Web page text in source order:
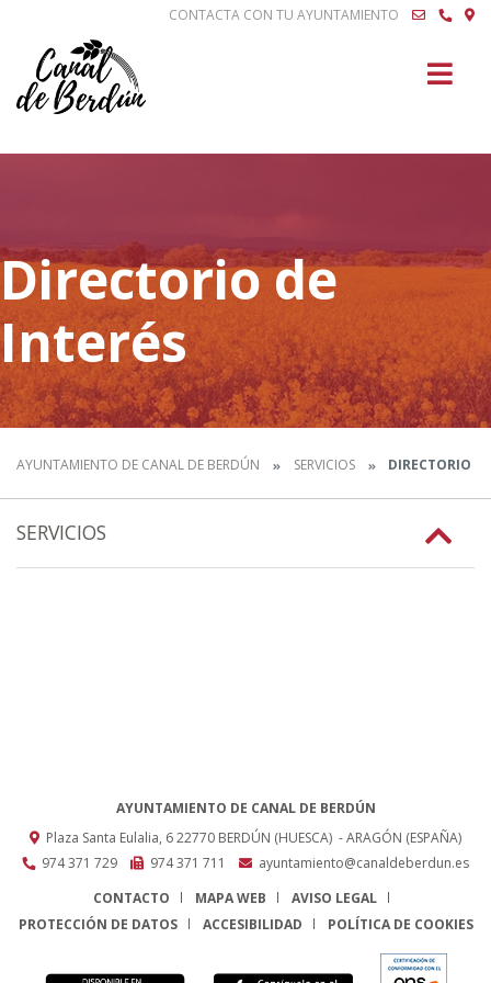
CONTACTA CON TU AYUNTAMIENTO
Directorio de
Interés
AYUNTAMIENTO DE CANAL DE BERDÚN SERVICIOS DIRECTORIO
SERVICIOS
AYUNTAMIENTO DE CANAL DE BERDÚN
Plaza Santa Eulalia, 622770 BERDÚN (HUESCA) - ARAGÓN (ESPAÑA)
974 371 729
974 371 711
ayuntamiento@canaldeberdun.es
CONTACTO
MAPA WEB
AVISO LEGAL
PROTECCIÓN DE DATOS
ACCESIBILIDAD POLÍTICA DE COOKIES